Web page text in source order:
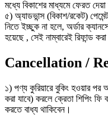
মধ্যে বিকাশের মাধ্যমে ফেরত দেয়া
৫) অ্যাডভান্স (বিকাশ/রকেট)
নিতে ইচ্ছুক না হলে, অর্ডার
হয়েছে , সেই নাম্বারেই রিফান্ড
Cancellation /
১) পণ্য কুরিয়ারে বুকিং হওয়ার পর
করা যাবে) করলে ক্রেতা শিপিং ফি
করতে বাধ্য থাকিবেন।